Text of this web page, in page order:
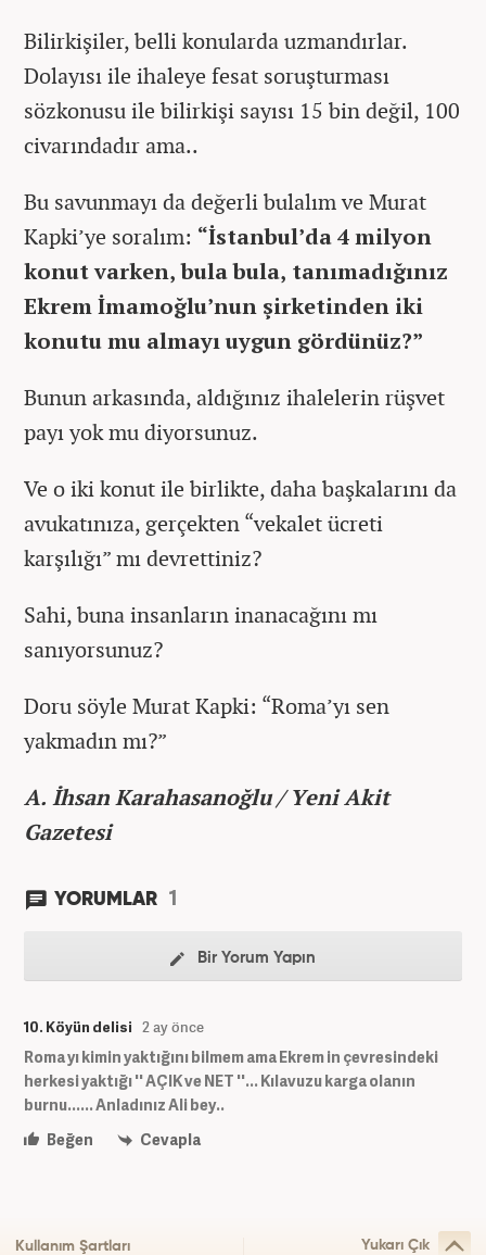
Bilirkişiler, belli konularda uzmandırlar.
Dolayısı ile ihaleye fesat soruşturması
sözkonusu ile bilirkişi sayısı 15 bin değil, 100
civarındadır ama..
Bu savunmayı da değerli bulalım ve Murat
Kapki’ye soralım: “İstanbul’da 4 milyon
konut varken, bula bula, tanımadığınız
Ekrem İmamoğlu’nun şirketinden iki
konutu mu almayı uygun gördünüz?”
Bunun arkasında, aldığınız ihalelerin rüşvet
payı yok mu diyorsunuz.
Ve o iki konut ile birlikte, daha başkalarını da
avukatınıza, gerçekten “vekalet ücreti
karşılığı” mı devrettiniz?
Sahi, buna insanların inanacağını mı
sanıyorsunuz?
Doru söyle Murat Kapki: “Roma’yı sen
yakmadın mı?”
A. İhsan Karahasanoğlu / Yeni Akit
Gazetesi
YORUMLAR 1
Bir Yorum Yapın
10. Köyün delisi 2 ay önce
Roma yı kimin yaktığını bilmem ama Ekrem in çevresindeki
herkesi yaktığı '' AÇIK ve NET ''... Kılavuzu karga olanın
burnu...... Anladınız Ali bey..
Beğen
Cevapla
Kullanım Şartları Yukarı Çık